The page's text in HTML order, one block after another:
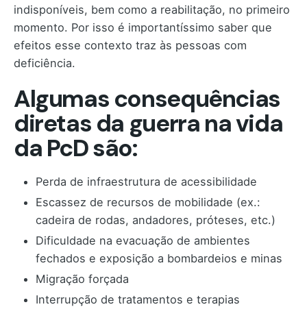
indisponíveis, bem como a reabilitação, no primeiro
momento. Por isso é importantíssimo saber que
efeitos esse contexto traz às pessoas com
deficiência.
Algumas consequências
diretas da guerra na vida
da PcD são:
Perda de infraestrutura de acessibilidade
Escassez de recursos de mobilidade (ex.:
cadeira de rodas, andadores, próteses, etc.)
Dificuldade na evacuação de ambientes
fechados e exposição a bombardeios e minas
Migração forçada
Interrupção de tratamentos e terapias